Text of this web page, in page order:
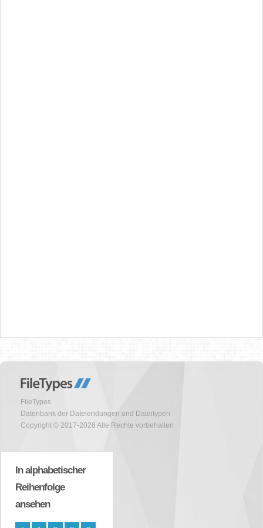
FileTypes
Datenbank der Dateiendungen und Dateitypen
Copyright © 2017-2026 Alle Rechte vorbehalten
In alphabetischer
Reihenfolge
ansehen